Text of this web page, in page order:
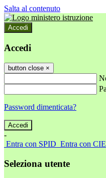
Salta al contenuto
Accedi
Accedi
button close ×
Password dimenticata?
-
Entra con SPID Entra con CIE
Seleziona utente